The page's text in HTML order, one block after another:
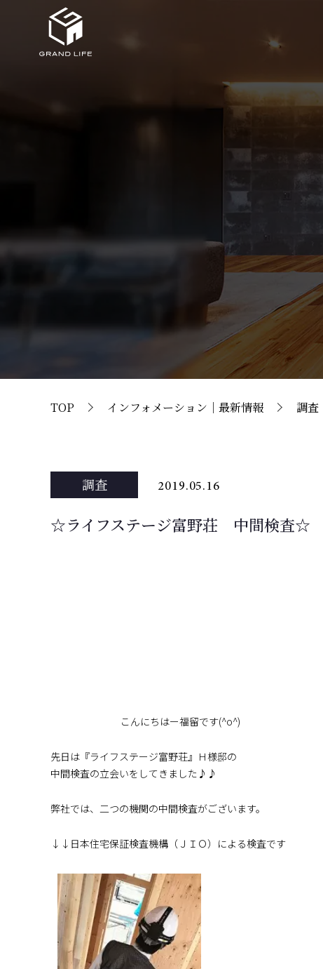
TOP インフォメーション｜最新情報 調査
調査 2019.05.16
☆ライフステージ富野荘 中間検査☆
こんにちはー福留です(^o^)
先日は『ライフステージ富野荘』Ｈ様邸の
中間検査の立会いをしてきました♪♪
弊社では、二つの機関の中間検査がございます。
↓↓日本住宅保証検査機構（ＪＩＯ）による検査です